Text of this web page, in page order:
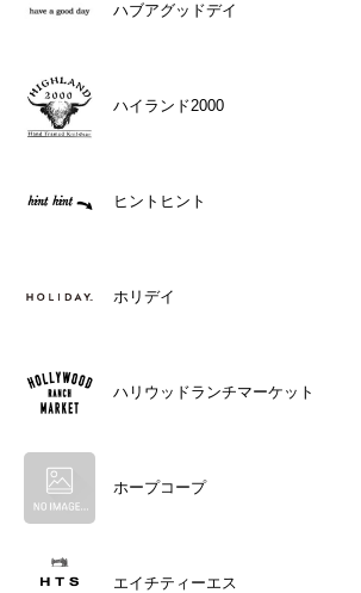
ハブアグッドデイ
ハイランド2000
ヒントヒント
ホリデイ
ハリウッドランチマーケット
ホープコープ
エイチティーエス